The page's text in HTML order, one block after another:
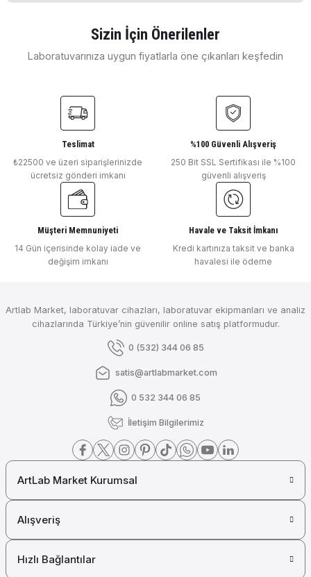
Görüş ve önerileriniz için teşekkür ederiz.
Ürün resmi kalitesiz, bozuk veya görüntülenemiyor.
Ürün bilgilerinde hatalar bulunuyor.
Ürün fiyatı diğer sitelerden daha pahalı.
Bu ürüne benzer farklı alternatifler olmalı.
Sizin İçin Önerilenler
Laboratuvarınıza uygun fiyatlarla öne çıkanları keşfedin
Dlab 3d Shaker Çalkalayıcı 9° - 70 rpm 5 kg SK-D3309-Pro
₺ 41.991
Dlab Orbital Shaker Çalkalayıcı 500 rpm SK-0330-Pro
DLab Lineer Shaker Çalkalayıcı 350 rpm 7.5 kg SK-L330-Pro
DLab Orbital Shaker Çalkalayıcı 800 RPM SK-O180-Pro
₺ 38.277
DLAB
Dlab Akıllı Renk Giderici Çalkalayıcı (Çok İşlevli) SK-O180-S
Teslimat
₺22500 ve üzeri siparişlerinizde
ücretsiz gönderi imkanı
%100 Güvenli Alışveriş
250 Bit SSL Sertifikası ile %100
güvenli alışveriş
Müşteri Memnuniyeti
14 Gün içerisinde kolay iade ve
değişim imkanı
Havale ve Taksit İmkanı
Kredi kartınıza taksit ve banka
havalesi ile ödeme
Artlab Market, laboratuvar cihazları, laboratuvar ekipmanları ve analiz
cihazlarında Türkiye’nin güvenilir online satış platformudur.
0 (532) 344 06 85
satis@artlabmarket.com
0 532 344 06 85
İletişim Bilgilerimiz
ArtLab Market Kurumsal
Alışveriş
Hızlı Bağlantılar